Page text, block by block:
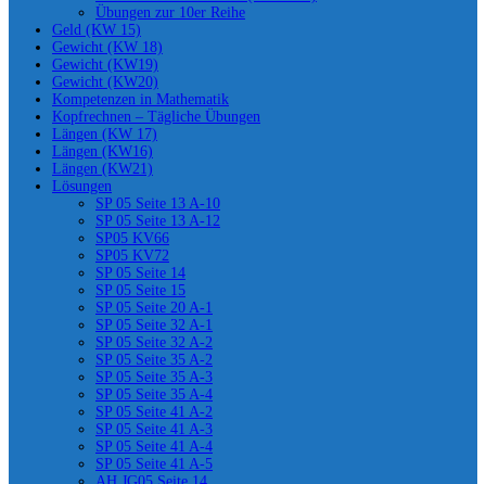
Übungen zur 10er Reihe
Geld (KW 15)
Gewicht (KW 18)
Gewicht (KW19)
Gewicht (KW20)
Kompetenzen in Mathematik
Kopfrechnen – Tägliche Übungen
Längen (KW 17)
Längen (KW16)
Längen (KW21)
Lösungen
SP 05 Seite 13 A-10
SP 05 Seite 13 A-12
SP05 KV66
SP05 KV72
SP 05 Seite 14
SP 05 Seite 15
SP 05 Seite 20 A-1
SP 05 Seite 32 A-1
SP 05 Seite 32 A-2
SP 05 Seite 35 A-2
SP 05 Seite 35 A-3
SP 05 Seite 35 A-4
SP 05 Seite 41 A-2
SP 05 Seite 41 A-3
SP 05 Seite 41 A-4
SP 05 Seite 41 A-5